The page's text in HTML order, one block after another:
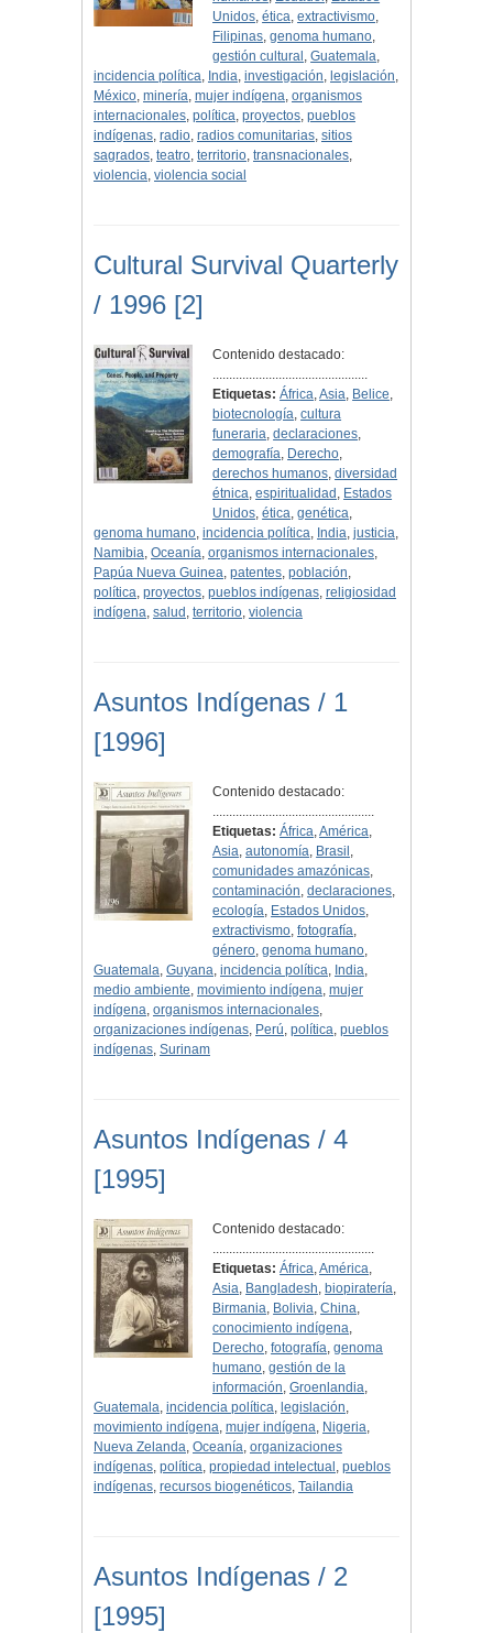
Unidos,ética,extractivismo,
Filipinas,genoma humano,
gestión cultural ,Guatemala,
incidencia política, India, investigación, legislación,
México, minería, mujer indígena, organismos
internacionales, política, proyectos, pueblos
indígenas, radio, radios comunitarias, sitios
sagrados, teatro, territorio, transnacionales,
violencia, violencia social
Cultural Survival Quarterly
/ 1996 [2]
Contenido destacado:
...............................................
Etiquetas: África,Asia, Belice,
biotecnología,cultura
funeraria,declaraciones,
demografía, Derecho,
derechos humanos,diversidad
étnica,espiritualidad , Estados
Unidos,ética,genética,
genoma humano, incidencia política, India, justicia,
Namibia, Oceanía, organismos internacionales,
Papúa Nueva Guinea, patentes, población,
política, proyectos, pueblos indígenas, religiosidad
indígena, salud , territorio, violencia
Asuntos Indígenas / 1
[1996]
Contenido destacado:
.................................................
Etiquetas: África,América,
Asia,autonomía, Brasil ,
comunidades amazónicas,
contaminación,declaraciones,
ecología, Estados Unidos,
extractivismo,fotografía,
género,genoma humano,
Guatemala, Guyana, incidencia política, India,
medio ambiente, movimiento indígena, mujer
indígena, organismos internacionales,
organizaciones indígenas, Perú, política, pueblos
indígenas, Surinam
Asuntos Indígenas / 4
[1995]
Contenido destacado:
.................................................
Etiquetas: África,América,
Asia, Bangladesh, biopiratería,
Birmania, Bolivia,China,
conocimiento indígena,
Derecho,fotografía,genoma
humano,gestión de la
información,Groenlandia,
Guatemala, incidencia política, legislación,
movimiento indígena, mujer indígena, Nigeria,
Nueva Zelanda, Oceanía, organizaciones
indígenas, política, propiedad intelectual , pueblos
indígenas, recursos biogenéticos, Tailandia
Asuntos Indígenas / 2
[1995]